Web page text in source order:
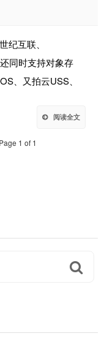
纪互联、
同时支持对象存
、又拍云USS、
阅读全文
Page 1 of 1